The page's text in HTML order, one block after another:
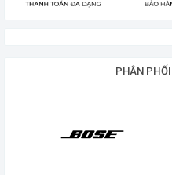
PHÂN